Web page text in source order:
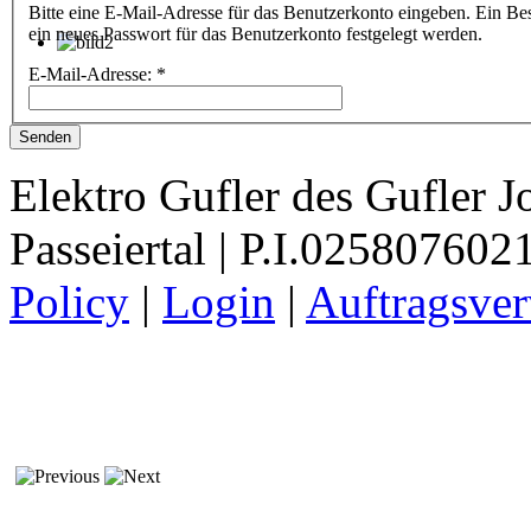
Bitte eine E-Mail-Adresse für das Benutzerkonto eingeben. Ein
ein neues Passwort für das Benutzerkonto festgelegt werden.
E-Mail-Adresse: *
Senden
Elektro Gufler des Gufler
Passeiertal |
Policy | Login |